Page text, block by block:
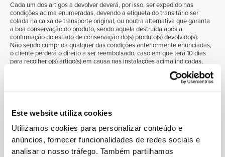
Este website utiliza cookies
Utilizamos cookies para personalizar conteúdo e
anúncios, fornecer funcionalidades de redes sociais e
analisar o nosso tráfego. Também partilhamos
Cada um dos artigos a devolver deverá, por isso, ser expedido nas
condições acima enumeradas, devendo a etiqueta do transitário ser
colada na caixa de transporte original, ou noutra alternativa que garanta
a boa conservação do produto, sendo aquela destruída após a
confirmação do estado de conservação do(s) produto(s) devolvido(s).
Não sendo cumprida qualquer das condições anteriormente enunciadas,
o cliente perderá o direito a ser reembolsado, caso em que terá 10 dias
para recolher o(s) artigo(s) em causa nas instalações acima indicadas,
A recolha deverá ser realizada por transitário contratado pelo cliente já
que não é possível a recolha presencial da encomenda por pessoas
físicas, ainda que se trate do próprio cliente.
Trocas
Em regra, não são admitidas trocas, devendo o cliente proceder à
devolução do(s) artigo(s), solicitar o respetivo reembolso e efetuar uma
nova compra, ficando esta última sujeita às condições em vigor nesse